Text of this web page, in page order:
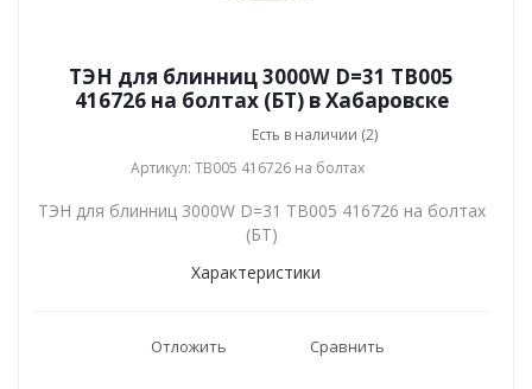
ТЭН для блинниц 3000W D=31 TB005
416726 на болтах (БТ) в Хабаровске
Есть в наличии (2)
Артикул: TB005 416726 на болтах
ТЭН для блинниц 3000W D=31 TB005 416726 на болтах
(БТ)
Характеристики
Отложить Сравнить